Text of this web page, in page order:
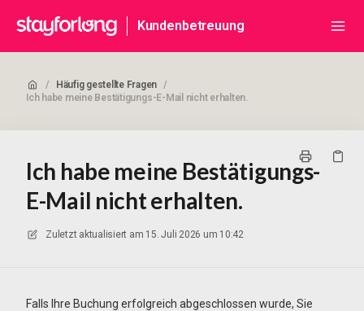
Kundenbetreuung
/ Häufig gestellte Fragen /
Ich habe meine Bestätigungs-E-Mail nicht erhalten.
Ich habe meine Bestätigungs-
E-Mail nicht erhalten.
Zuletzt aktualisiert am 15. Juli 2026 um 10:42
Falls Ihre Buchung erfolgreich abgeschlossen wurde, Sie